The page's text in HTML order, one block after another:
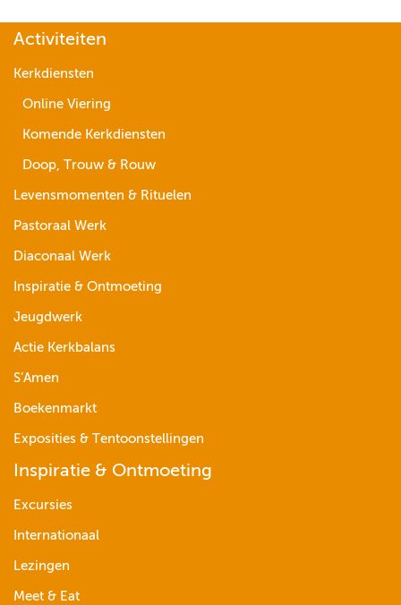
Activiteiten
Kerkdiensten
Online Viering
Komende Kerkdiensten
Doop, Trouw & Rouw
Levensmomenten & Rituelen
Pastoraal Werk
Diaconaal Werk
Inspiratie & Ontmoeting
Jeugdwerk
Actie Kerkbalans
S’Amen
Boekenmarkt
Exposities & Tentoonstellingen
Inspiratie & Ontmoeting
Excursies
Internationaal
Lezingen
Meet & Eat